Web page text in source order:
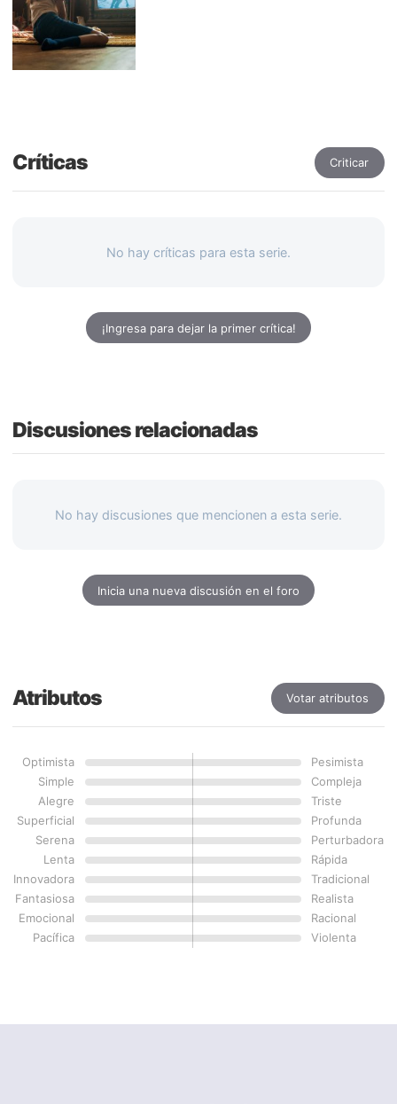
Críticas Criticar
No hay críticas para esta serie.
¡Ingresa para dejar la primer crítica!
Discusiones relacionadas
No hay discusiones que mencionen a esta serie.
Inicia una nueva discusión en el foro
Atributos Votar atributos
Optimista
Pesimista
Simple
Compleja
Alegre
Triste
Superficial
Profunda
Serena
Perturbadora
Lenta
Rápida
Innovadora
Tradicional
Fantasiosa
Realista
Emocional
Racional
Pacífica
Violenta